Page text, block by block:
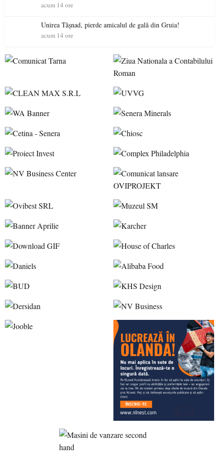
acum 14 ore
Unirea Tășnad, pierde amicalul de gală din Gruia!
acum 14 ore